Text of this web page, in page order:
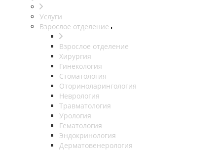
Услуги
Взрослое отделение
Взрослое отделение
Хирургия
Гинекология
Стоматология
Оториноларингология
Неврология
Травматология
Урология
Гематология
Эндокринология
Дерматовенерология